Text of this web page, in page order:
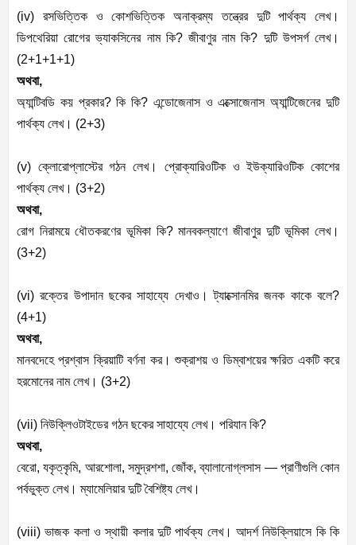
(iv) রসভিত্তিক ও কোশভিত্তিক অনাক্রম্য তন্ত্রের দুটি পার্থক্য
লেখ।
ডিপথেরিয়া রোগের ভ্যাকসিনের নাম কি?জীবাণুর নাম কি? দুটি উপসর্গ লেখ।
(2+1+1+1)
অথবা,
অ্যান্টিবডি কয় প্রকার?কি কি? এন্ডোজেনাস ও এক্সোজেনাস অ্যান্টিজেনের দুটি
পার্থক্য লেখ। (2+3)
(v) ক্লোরোপ্লাস্টের গঠন লেখ। প্রোক্যারিওটিক ও ইউক্যারিওটিক কোশের
পার্থক্য লেখ। (3+2)
অথবা,
রোগ নিরাময়ে ধৌতকরণের ভূমিকা কি?মানবকল্যাণে জীবাণুর দুটি ভূমিকা লেখ।
(3+2)
(vi)রক্তের উপাদান ছকের সাহায্যে দেখাও। ট্যাক্সোনমির জনক কাকে বলে?
(4+1)
অথবা,
মানবদেহে প্রশ্বাস ক্রিয়াটি বর্ণনা কর। শুক্রাশয় ও ডিম্বাশয়ের ক্ষরিত একটি করে
হরমোনের নাম লেখ। (3+2)
(vii) নিউক্লিওটাইডের গঠন ছকের সাহায্যে লেখ। পরিযান কি?
অথবা,
বেরো,যকৃত্কৃমি, আরশোলা, সমুদ্রশশা, জোঁক,ব্যালানোগ্লসাস— প্রাণীগুলি কোন
পর্বভুক্ত লেখ। ম্যামেলিয়ার দুটি বৈশিষ্ট্য লেখ।
(viii)ভাজক কলা ও স্থায়ী কলার দুটি পার্থক্য লেখ। আদর্শ নিউক্লিয়াসে কি কি